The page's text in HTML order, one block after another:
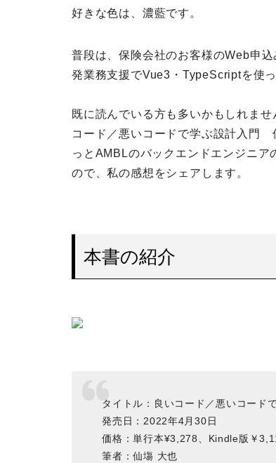
好きな色は、濃藍です。
普段は、保険会社のお客様のWeb申
発業務支援でVue3・TypeScriptを使
既に読んでいる方も多いかもしれま
コード／悪いコードで学ぶ設計入門
っとAMBLのバックエンドエンジニ
ので、私の感想をシェアします。
本書の紹介
タイトル：良いコード／悪いコー
発売日：2022年4月30日
価格：単行本¥3,278、Kindle版￥
筆者：仙塲 大也